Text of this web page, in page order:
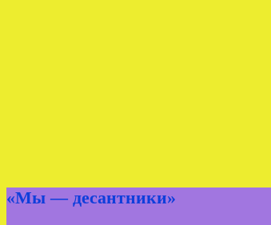
«Мы — десантники»